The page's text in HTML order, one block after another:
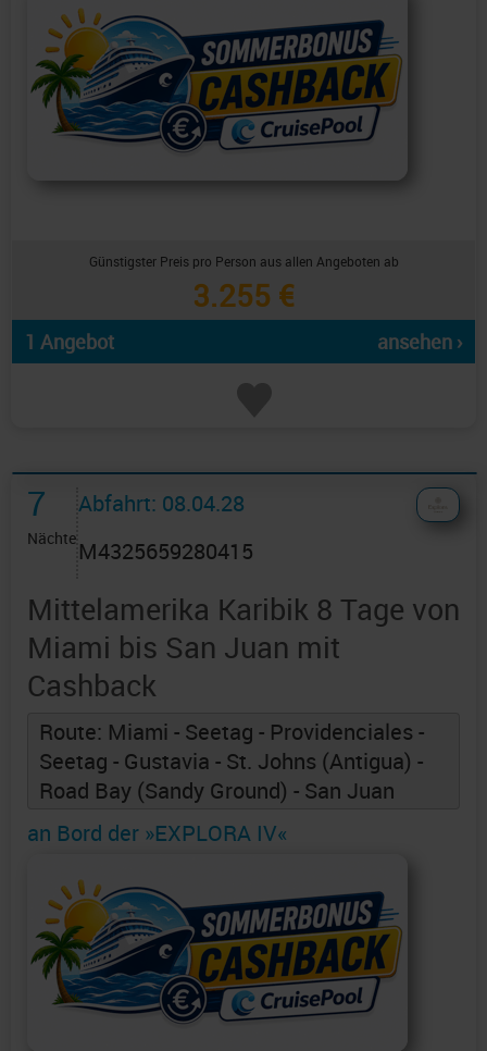
Günstigster Preis pro Person aus allen Angeboten ab
3.255 €
1 Angebot ansehen ›
7
Nächte
Abfahrt: 08.04.28
M4325659280415
Mittelamerika Karibik 8 Tage von
Miami bis San Juan mit
Cashback
Route: Miami - Seetag - Providenciales -
Seetag - Gustavia - St. Johns (Antigua) -
Road Bay (Sandy Ground) - San Juan
an Bord der »EXPLORA IV«